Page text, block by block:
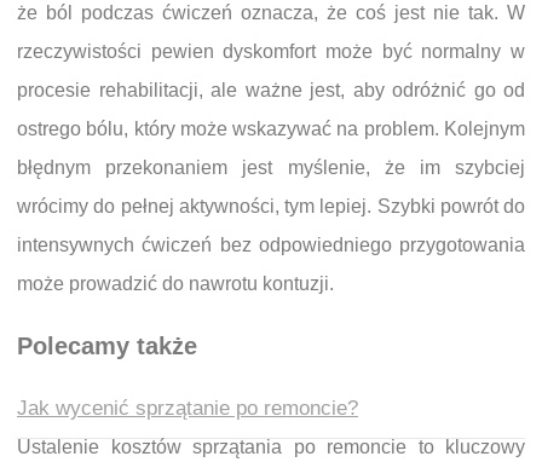
że ból podczas ćwiczeń oznacza, że coś jest nie tak. W
rzeczywistości pewien dyskomfort może być normalny w
procesie rehabilitacji, ale ważne jest, aby odróżnić go od
ostrego bólu, który może wskazywać na problem. Kolejnym
błędnym przekonaniem jest myślenie, że im szybciej
wrócimy do pełnej aktywności, tym lepiej. Szybki powrót do
intensywnych ćwiczeń bez odpowiedniego przygotowania
może prowadzić do nawrotu kontuzji.
Polecamy także
Jak wycenić sprzątanie po remoncie?
Ustalenie kosztów sprzątania po remoncie to kluczowy